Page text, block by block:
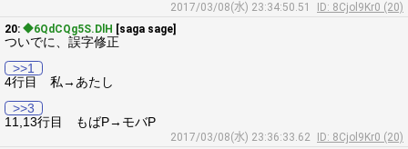
2017/03/08(水) 23:34:50.51
ID: 8Cjol9Kr0 (20)
20: ◆6QdCQg5S.DlH [saga sage]
ついでに、誤字修正
>>1
4行目 私→あたし
>>3
11,13行目 もばP→モバP
2017/03/08(水) 23:36:33.62
ID: 8Cjol9Kr0 (20)